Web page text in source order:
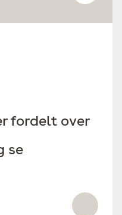
fordelt over
se